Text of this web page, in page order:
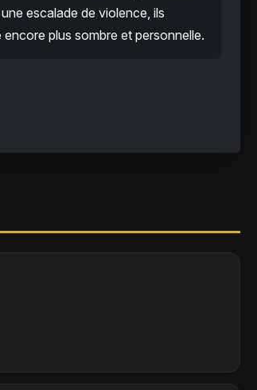
escalade de violence, ils
plus sombre et personnelle.